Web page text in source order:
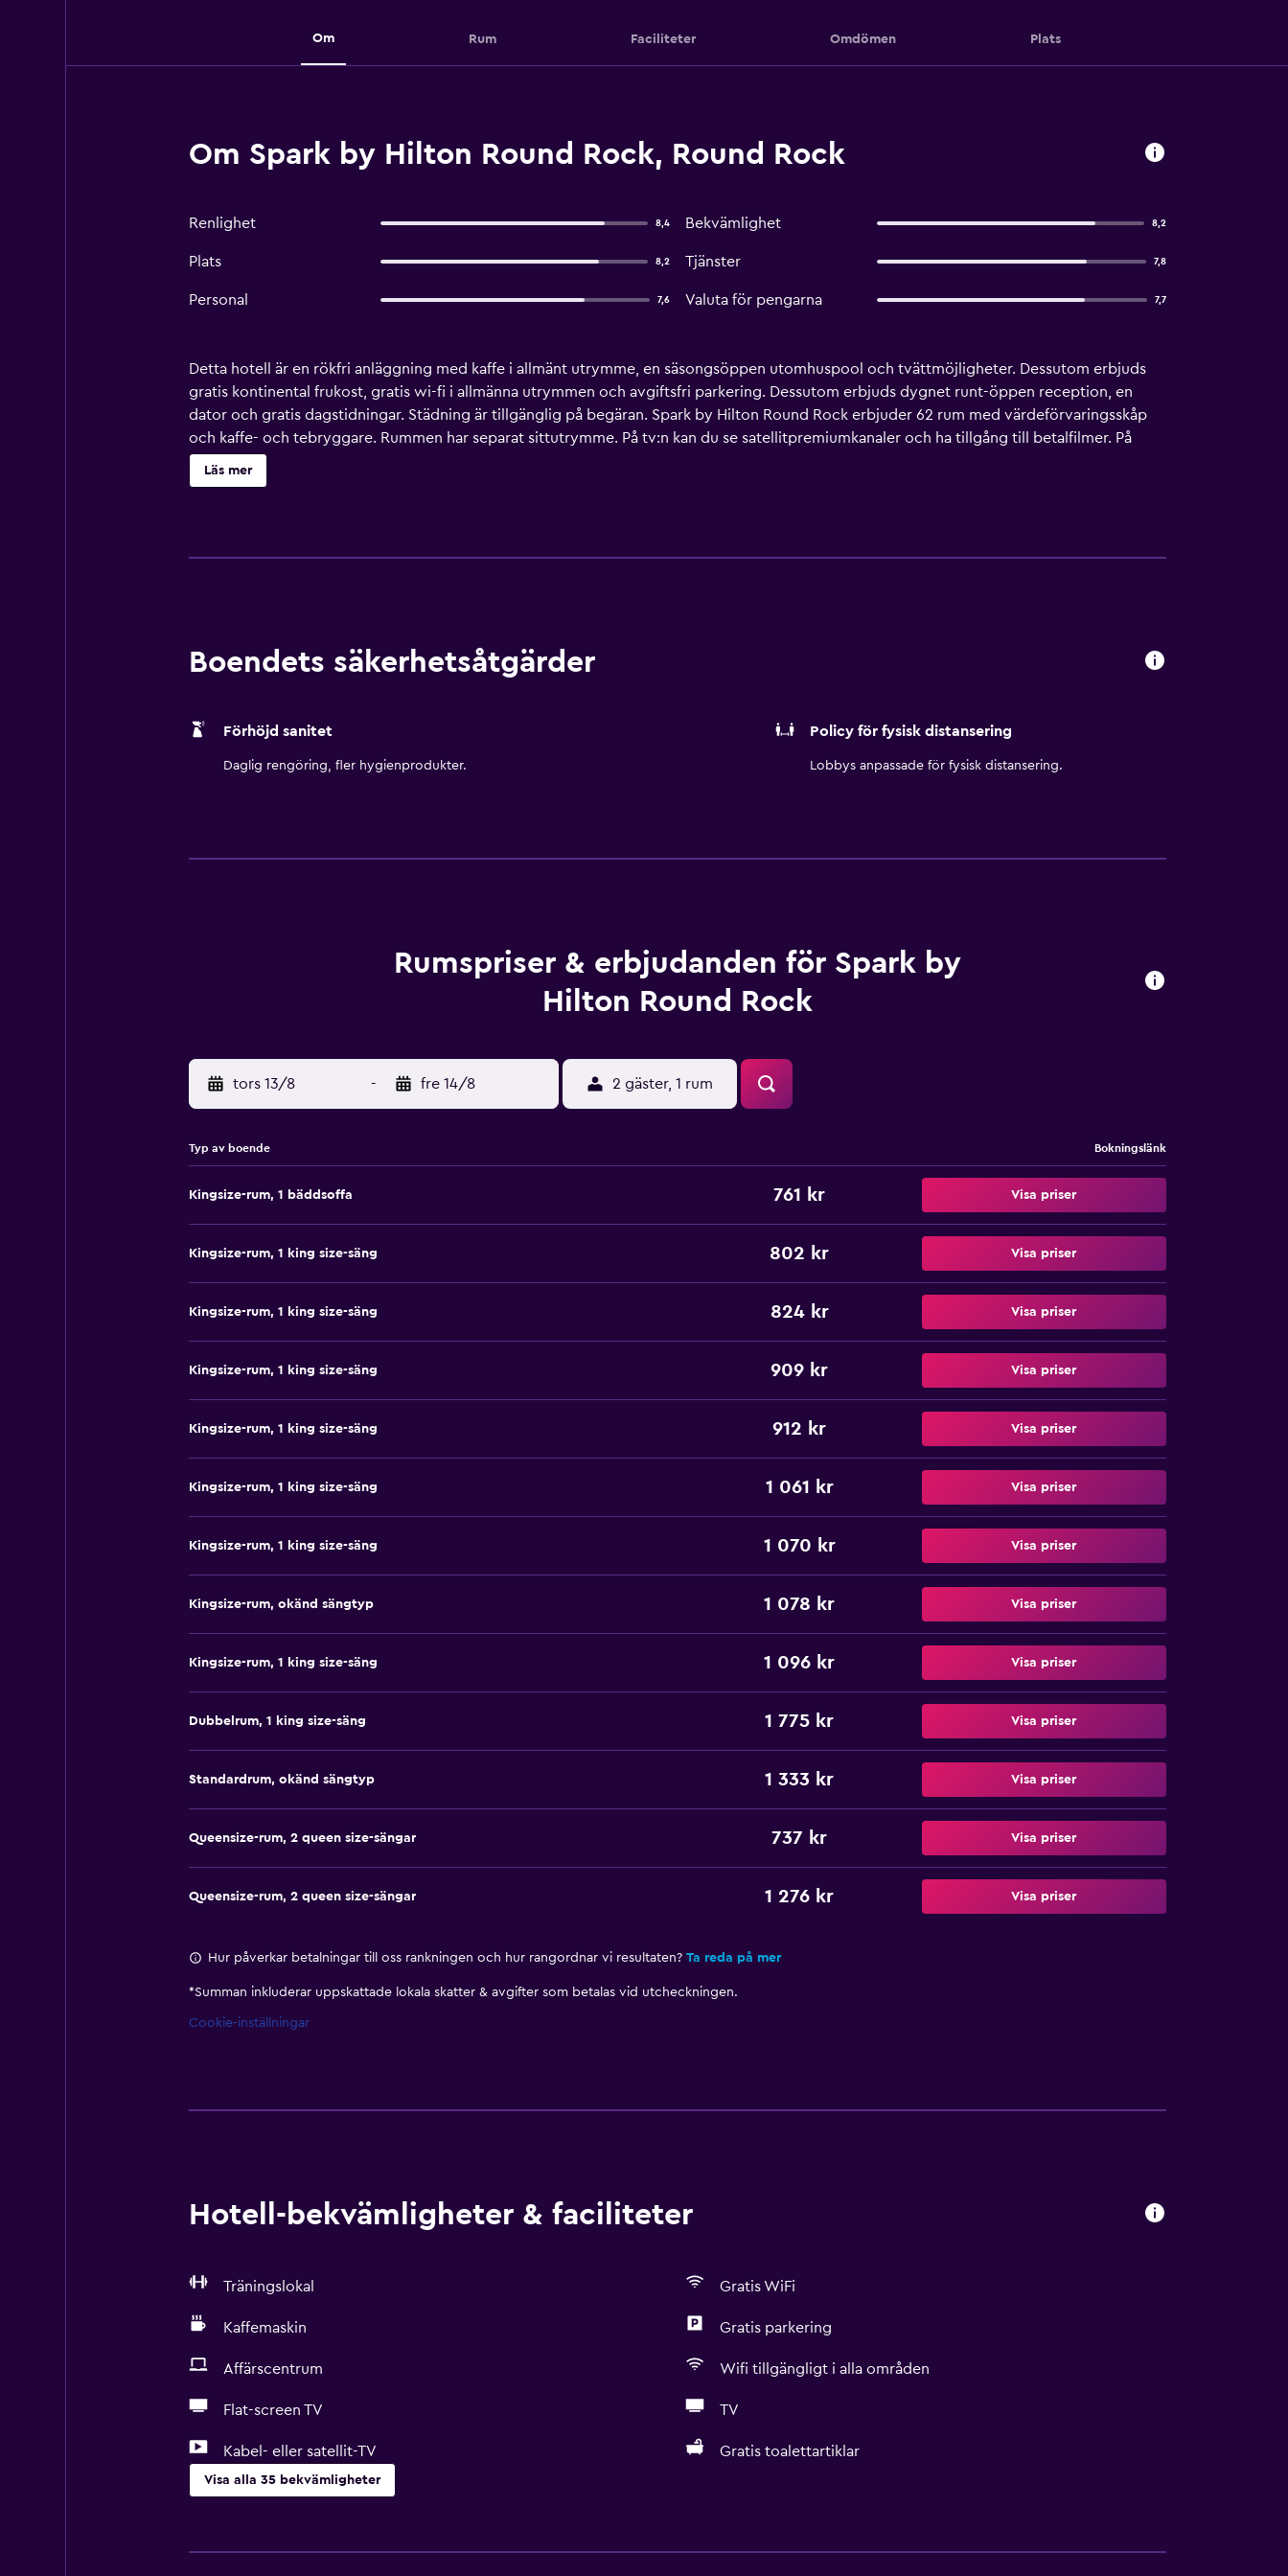
Om Rum Faciliteter Omdömen Plats
Om Spark by Hilton Round Rock, Round Rock
Renlighet 8,4 Bekvämlighet 8,2
Plats 8,2 Tjänster 7,8
Personal 7,6 Valuta för pengarna 7,7
Detta hotell är en rökfri anläggning med kaffe i allmänt utrymme, en säsongsöppen utomhuspool och tvättmöjligheter. Dessutom erbjuds
gratis kontinental frukost, gratis wi-fi i allmänna utrymmen och avgiftsfri parkering. Dessutom erbjuds dygnet runt-öppen reception, en
dator och gratis dagstidningar. Städning är tillgänglig på begäran. Spark by Hilton Round Rock erbjuder 62 rum med värdeförvaringsskåp
och kaffe- och tebryggare. Rummen har separat sittutrymme. På tv:n kan du se satellitpremiumkanaler och ha tillgång till betalfilmer. På
rummet finns kylskåp och mikrovågsugn. Detta hotell i Round Rock erbjuder gratis fast internetuppkoppling och wi-fi. Boendet
tillhandahåller skrivbord och gratis dagstidningar på vardagar, samt telefon; gratis lokalsamtal ingår (restriktioner kan förekomma).
Läs mer
Boendets säkerhetsåtgärder
Förhöjd sanitet
Daglig rengöring, fler hygienprodukter.
Policy för fysisk distansering
Lobbys anpassade för fysisk distansering.
Rumspriser & erbjudanden för Spark by
Hilton Round Rock
tors 13/8 - fre 14/8 2 gäster, 1 rum
Typ av boende Bokningslänk
Kingsize-rum, 1 bäddsoffa 761 kr Visa priser
Kingsize-rum, 1 king size-säng 802 kr Visa priser
Kingsize-rum, 1 king size-säng 824 kr Visa priser
Kingsize-rum, 1 king size-säng 909 kr Visa priser
Kingsize-rum, 1 king size-säng 912 kr Visa priser
Kingsize-rum, 1 king size-säng 1 061 kr Visa priser
Kingsize-rum, 1 king size-säng 1 070 kr Visa priser
Kingsize-rum, okänd sängtyp 1 078 kr Visa priser
Kingsize-rum, 1 king size-säng 1 096 kr Visa priser
Dubbelrum, 1 king size-säng 1 775 kr Visa priser
Standardrum, okänd sängtyp 1 333 kr Visa priser
Queensize-rum, 2 queen size-sängar 737 kr Visa priser
Queensize-rum, 2 queen size-sängar 1 276 kr Visa priser
Hur påverkar betalningar till oss rankningen och hur rangordnar vi resultaten? Ta reda på mer
*Summan inkluderar uppskattade lokala skatter & avgifter som betalas vid utcheckningen.
Cookie-inställningar
Hotell-bekvämligheter & faciliteter
Träningslokal Gratis WiFi
Kaffemaskin Gratis parkering
Affärscentrum Wifi tillgängligt i alla områden
Flat-screen TV TV
Kabel- eller satellit-TV Gratis toalettartiklar
Visa alla 35 bekvämligheter
Gratis WiFi
Minibar